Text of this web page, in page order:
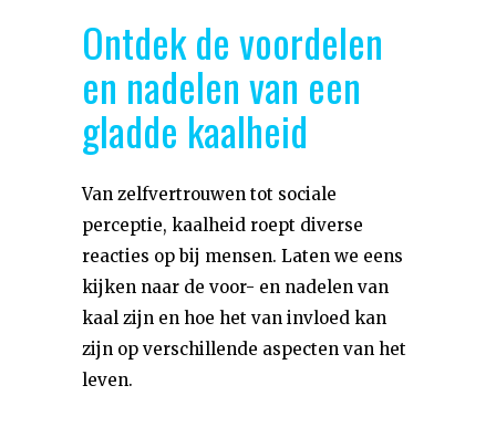
Ontdek de voordelen
en nadelen van een
gladde kaalheid
Van zelfvertrouwen tot sociale
perceptie, kaalheid roept diverse
reacties op bij mensen. Laten we eens
kijken naar de voor- en nadelen van
kaal zijn en hoe het van invloed kan
zijn op verschillende aspecten van het
leven.